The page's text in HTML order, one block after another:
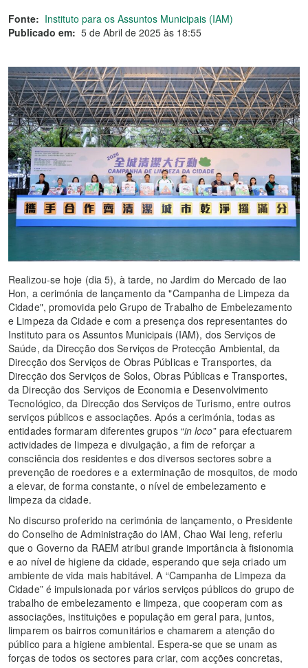
Fonte: Instituto para os Assuntos Municipais (IAM)
Publicado em: 5 de Abril de 2025 às 18:55
Realizou-se hoje (dia 5), à tarde, no Jardim do Mercado de Iao
Hon, a cerimónia de lançamento da "Campanha de Limpeza da
Cidade", promovida pelo Grupo de Trabalho de Embelezamento
e Limpeza da Cidade e com a presença dos representantes do
Instituto para os Assuntos Municipais (IAM), dos Serviços de
Saúde, da Direcção dos Serviços de Protecção Ambiental, da
Direcção dos Serviços de Obras Públicas e Transportes, da
Direcção dos Serviços de Solos, Obras Públicas e Transportes,
da Direcção dos Serviços de Economia e Desenvolvimento
Tecnológico, da Direcção dos Serviços de Turismo, entre outros
serviços públicos e associações. Após a cerimónia, todas as
entidades formaram diferentes grupos “in loco” para efectuarem
actividades de limpeza e divulgação, a fim de reforçar a
consciência dos residentes e dos diversos sectores sobre a
prevenção de roedores e a exterminação de mosquitos, de modo
a elevar, de forma constante, o nível de embelezamento e
limpeza da cidade.
No discurso proferido na cerimónia de lançamento, o Presidente
do Conselho de Administração do IAM, Chao Wai Ieng, referiu
que o Governo da RAEM atribui grande importância à fisionomia
e ao nível de higiene da cidade, esperando que seja criado um
ambiente de vida mais habitável. A “Campanha de Limpeza da
Cidade” é impulsionada por vários serviços públicos do grupo de
trabalho de embelezamento e limpeza, que cooperam com as
associações, instituições e população em geral para, juntos,
limparem os bairros comunitários e chamarem a atenção do
público para a higiene ambiental. Espera-se que se unam as
forças de todos os sectores para criar, com acções concretas,